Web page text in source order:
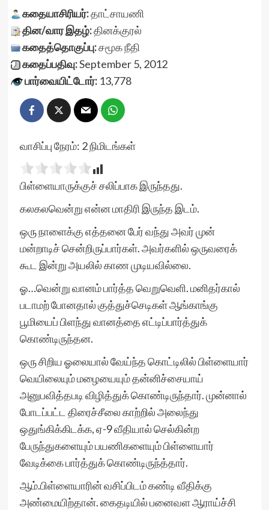
கதையாசிரியர்:தாட்சாயணி
தின/வார இதழ்:தினக்குரல்
கதைத்தொகுப்பு:சமூக நீதி
கதைப்பதிவு:September 5, 2012
பார்வையிட்டோர்:13,778
வாசிப்பு நேரம்: 2நிமிடங்கள்
பிள்ளையாருக்குச் சலிப்பாக இருந்தது.
கலகலவென்று என்ன மாதிரி இருந்த இடம்.
ஒரு நாளைக்கு எத்தனை பேர் வந்து அவர் முன்
மன்றாடிச் சென்றிருப்பார்கள். அவர்களில் ஒருவரைக்
கூட இன்று அயலில் காண முடியவில்லை.
ஓ…வென்று வானம் பார்த்த வெறுவெளி. மனிதர்கால்
படாமற் போனதால் குத்துச்செடிகள் ஆங்காங்கு
பூமியைப் பிளந்து வானத்தை எட்டிப்பார்த்துக்
கொண்டிருந்தன.
ஒரு சிறிய ஓலையால் வேய்ந்த கொட்டிலில் பிள்ளையார்
வெயிலையும் மழையையும் தன்னிச்சையாய்
அனுபவித்தபடி விழித்துக் கொண்டிருந்தார். முன்னால்
போடப்பட்ட திரைச்சீலை காற்றில் அலைந்து
ஒதுங்கிக்கிடக்க, ஏ-9 வீதியால் செல்கின்ற
பேருந்துகளையும் பயணிகளையும் பிள்ளையார்
வேடிக்கை பார்த்துக் கொண்டிருந்த்தார்.
ஆம்.பிள்ளையாரின் வசிப்பிடம் கண்டி வீதிக்கு
அண்மையிற்தான். கைதடியில் பனைவள ஆராய்ச்சி